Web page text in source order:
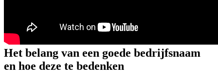
Het belang van een goede bedrijfsnaam
en hoe deze te bedenken